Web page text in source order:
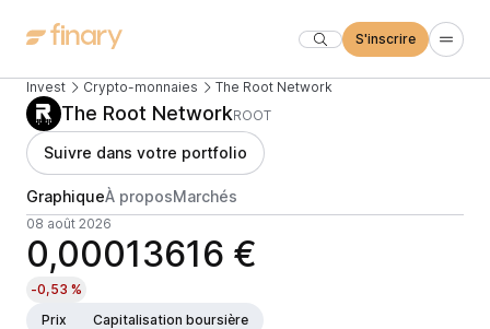
S'inscrire
Invest Crypto-monnaies The Root Network
The Root NetworkROOT
Suivre dans votre portfolio
GraphiqueÀ proposMarchés
08 août 2026
0,00013616 €
-0,53 %
Prix
Capitalisation boursière